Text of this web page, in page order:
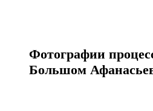
Фотографии
Большом